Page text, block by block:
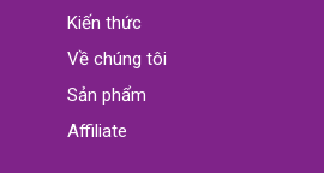
Kiến thức
Về chúng tôi
Sản phẩm
Affiliate